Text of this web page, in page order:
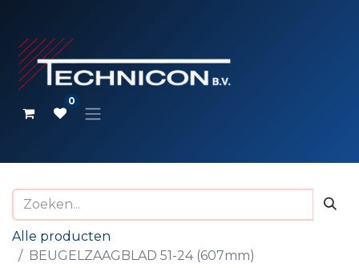
0
Alle producten
BEUGELZAAGBLAD 51-24 (607mm)